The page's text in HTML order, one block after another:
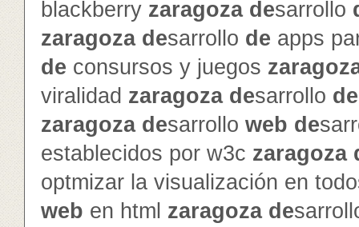
blackberry zaragoza desarrollo
zaragoza desarrollo de apps
de consursos y juegos
viralidad zaragoza desarrollo de
zaragoza desarrollo web de
establecidos por w3c zaragoza
optmizar la visualización en
web en html zaragoza de